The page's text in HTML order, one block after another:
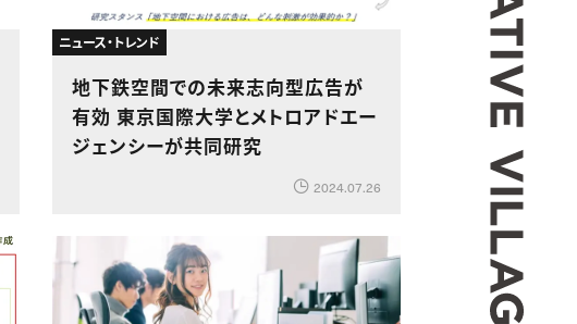
ニュース・トレンド
地下鉄空間での未来志向型広告が
有効 東京国際大学とメトロアドエー
ジェンシーが共同研究
2024.07.26